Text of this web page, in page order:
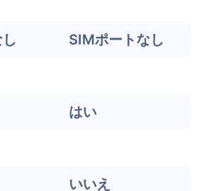
SIMポートなし
はい
いいえ